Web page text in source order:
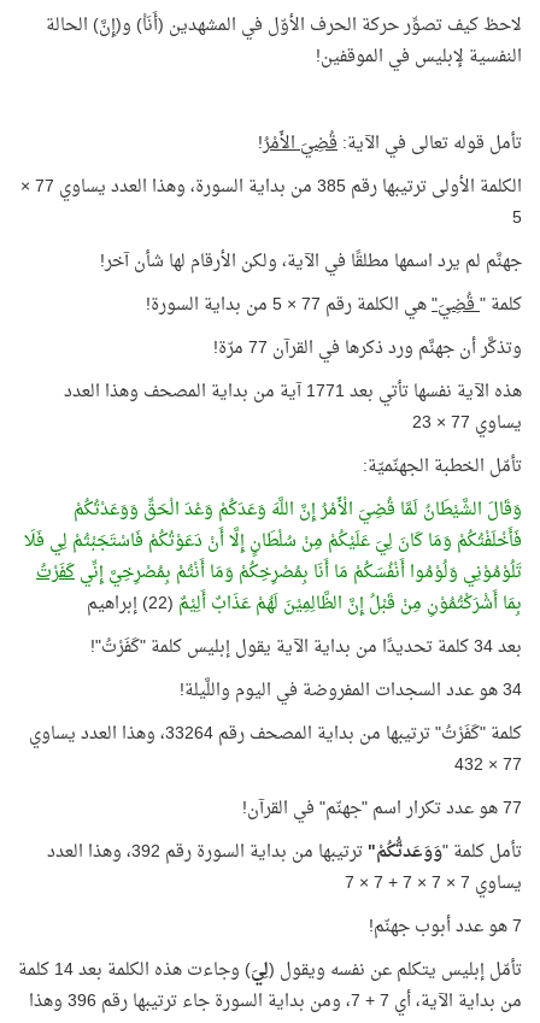
لاحظ كيف تصوِّر حركة الحرف الأوّل في المشهدين (أَنَاْ) و(إِنَّ) الحالة
النفسية لإبليس في الموقفين!
تأمل قوله تعالى في الآية:قُضِيَ الأَمْرُ!
الكلمة الأولى ترتيبها رقم 385 من بداية السورة، وهذا العدد يساوي 77 ×
5
جهنَّم لم يرد اسمها مطلقًا في الآية، ولكن الأرقام لها شأن آخر!
كلمة "قُضِيَ"هي الكلمة رقم 77 × 5 من بداية السورة!
وتذكَّر أن جهنَّم ورد ذكرها في القرآن 77 مرّة!
هذه الآية نفسها تأتي بعد 1771 آية من بداية المصحف وهذا العدد
يساوي 77 × 23
تأمّل الخطبة الجهنّميّة:
وَقَالَ الشَّيْطَانُ لَمَّا قُضِيَ الْأَمْرُ إِنَّ اللَّهَ وَعَدَكُمْ وَعْدَ الْحَقِّ وَوَعَدْتُكُمْ
فَأَخْلَفْتُكُمْ وَمَا كَانَ لِيَ عَلَيْكُمْ مِنْ سُلْطَانٍ إِلَّا أَنْ دَعَوْتُكُمْ فَاسْتَجَبْتُمْ لِي فَلَا
تَلُوْمُوْنِي وَلُوْمُوا أَنْفُسَكُمْ مَا أَنَا بِمُصْرِخِكُمْ وَمَا أَنْتُمْ بِمُصْرِخِيَّ إِنِّيكَفَرْتُ
بِمَا أَشْرَكْتُمُوْنِ مِنْ قَبْلُ إِنَّ الظَّالِمِيْنَ لَهُمْ عَذَابٌ أَلِيْمٌ (22) إبراهيم
بعد 34 كلمة تحديدًا من بداية الآية يقول إبليس كلمة "كَفَرْتُ"!
34 هو عدد السجدات المفروضة في اليوم واللَّيلة!
كلمة "كَفَرْتُ" ترتيبها من بداية المصحف رقم 33264، وهذا العدد يساوي
77 × 432
77 هو عدد تكرار اسم "جهنّم" في القرآن!
تأمل كلمة "وَوَعَدتُّكُمْ"
ترتيبها من بداية السورة رقم 392، وهذا العدد
يساوي 7 × 7 × 7 + 7 × 7
7 هو عدد أبوب جهنّم!
تأمّل إبليس يتكلم عن نفسه ويقول (لِيَ
) وجاءت هذه الكلمة بعد 14 كلمة
من بداية الآية، أي 7 + 7، ومن بداية السورة جاء ترتيبها رقم 396 وهذا